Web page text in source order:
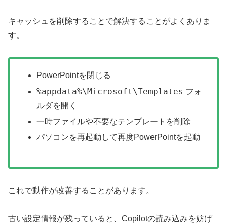
キャッシュを削除することで解決することがよくありま
す。
PowerPointを閉じる
%appdata%\Microsoft\Templates フォ
ルダを開く
一時ファイルや不要なテンプレートを削除
パソコンを再起動して再度PowerPointを起動
これで動作が改善することがあります。
古い設定情報が残っていると、Copilotの読み込みを妨げ